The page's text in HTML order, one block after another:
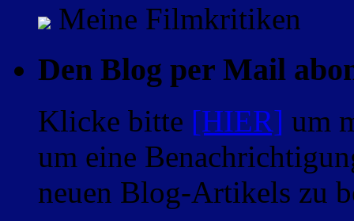
Meine Filmkritiken
Den Blog per Mail
Klicke bitte [HIER] um
um eine
neuen Blog-Artikels zu